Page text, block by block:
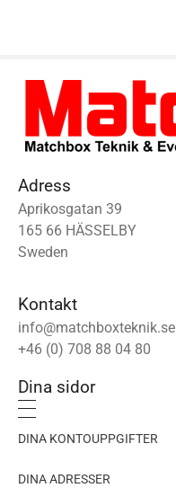
Adress
Aprikosgatan 39
165 66 HÄSSELBY
Sweden
Kontakt
info@matchboxteknik.se
+46 (0) 708 88 04 80
Dina sidor
DINA KONTOUPPGIFTER
DINA ADRESSER